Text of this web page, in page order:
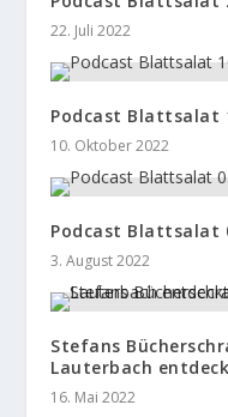
22. Juli 2022
Podcast Blattsalat
10. Oktober 2022
Podcast Blattsalat
3. August 2022
Stefans
Lauterbach
16. Mai 2022